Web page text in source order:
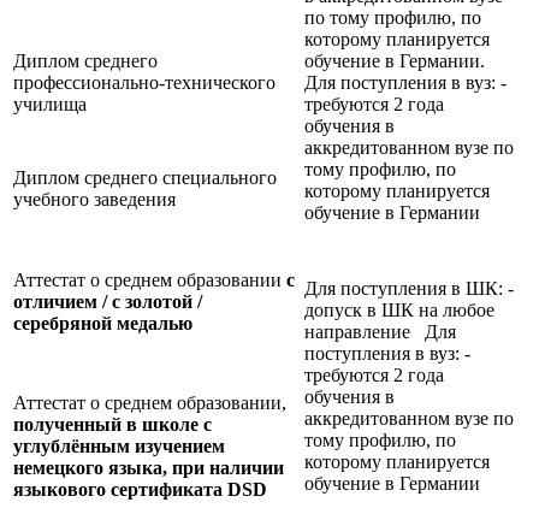
по тому профилю, по
которому планируется
обучение в Германии.
Для поступления в вуз: -
требуются 2 года
обучения в
аккредитованном вузе по
тому профилю, по
которому планируется
обучение в Германии
Диплом среднего
профессионально-технического
училища
Диплом среднего специального
учебного заведения
Аттестат о среднем образовании с
отличием / с золотой /
серебряной медалью
Для поступления в ШК: -
допуск в ШК на любое
направление Для
поступления в вуз: -
требуются 2 года
обучения в
аккредитованном вузе по
тому профилю, по
которому планируется
обучение в Германии
Аттестат о среднем образовании,
полученный в школе с
углублённым изучением
немецкого языка, при наличии
языкового сертификата DSD